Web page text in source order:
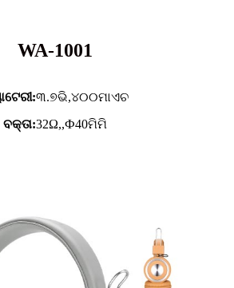
WA-1001
୩.୭ଭି,୪୦୦ମାଏଚ
ବକ୍ତା:32Ω,,Ф40ମିମି